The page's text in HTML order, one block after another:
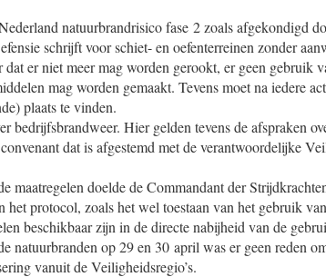
natuurbrandrisico fase 2 zoals afgekondigd
schrijft voor schiet- en oefenterreinen zonder
er niet meer mag worden gerookt, er geen gebruik
mag worden gemaakt. Tevens moet na iedere
plaats te vinden.
bedrijfsbrandweer. Hier gelden tevens de afspraken
dat is afgestemd met de verantwoordelijke
maatregelen doelde de Commandant der
het protocol, zoals het wel toestaan van het gebruik
beschikbaar zijn in de directe nabijheid van de
natuurbranden op 29 en 30 april was er geen reden
vanuit de Veiligheidsregio’s.